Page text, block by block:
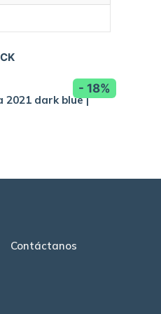
- 18%
2021 dark blue |
Contáctanos